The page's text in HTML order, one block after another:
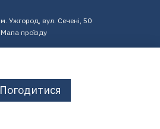
м. Ужгород, вул. Сечені, 50
Мапа проїзду
Погодитися